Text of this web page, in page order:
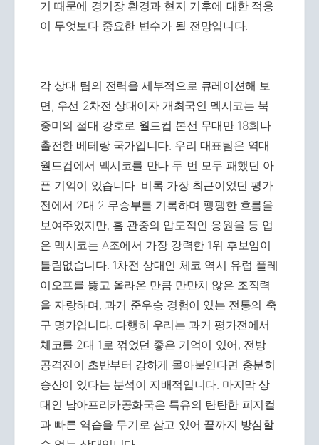
기 때문에 경기장 환경과 현지 기후에 대한 적응
이 무엇보다 중요한 변수가 될 전망입니다.
각 상대 팀의 전력을 세부적으로 큐레이션해 보
면, 우선 2차전 상대이자 개최국인 멕시코는 북
중미의 절대 강호로 월드컵 본선 무대만 18회나
출전한 베테랑 국가입니다. 우리 대표팀은 역대
월드컵에서 멕시코를 만나 두 번 모두 패했던 아
픈 기억이 있습니다. 비록 가장 최근이었던 평가
전에서 2대 2 무승부를 기록하며 팽팽한 흐름을
보여주었지만, 홈 관중의 압도적인 응원을 등 업
은 멕시코는 A조에서 가장 강력한 1위 후보임이
틀림없습니다. 1차전 상대인 체코 역시 유럽 플레
이오프를 뚫고 올라온 만큼 만만치 않은 조직력
을 자랑하며, 과거 준우승 경험이 있는 전통의 축
구 명가입니다. 다행히 우리는 과거 평가전에서
체코를 2대 1로 꺾었던 좋은 기억이 있어, 전방
공격진이 초반부터 강하게 몰아붙인다면 충분히
승산이 있다는 분석이 지배적입니다. 마지막 상
대인 남아프리카공화국은 특유의 탄탄한 피지컬
과 빠른 역습을 무기로 삼고 있어 끝까지 방심할